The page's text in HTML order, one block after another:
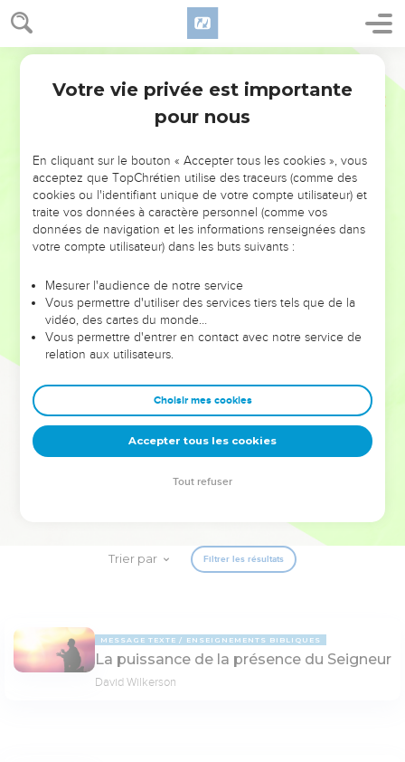
NE MANQUEZ PAS L’ÉVÉNEMENT
DE L’ANNÉE !
ET SI LEURS ERREURS POUVAIENT VOUS ÉVITER LES
VOTRES ?
leur foi ou leur vision. Mais on voit moins les doutes, les erreurs
et les saisons difficiles qu'ils ont traversés, alors même que ce
sont elles qui les ont façonnés.
Dans cette conférence, leaders, entrepreneurs, et responsables
clés pour avancer avec plus de sagesse afin que leurs erreurs
deviennent vos tremplins. Que vous guidiez un ministère, une
équipe, un groupe ou une famille, leur expérience est faite
pour vous.
Trier par Filtrer les résultats
MESSAGE TEXTE ENSEIGNEMENTS BIBLIQUES
La puissance de la présence du Seigneur
David Wilkerson
Votre vie privée est importante
pour nous
En cliquant sur le bouton « Accepter tous les cookies », vous
acceptez que TopChrétien utilise des traceurs (comme des
cookies ou l'identifiant unique de votre compte utilisateur) et
traite vos données à caractère personnel (comme vos
données de navigation et les informations renseignées dans
votre compte utilisateur) dans les buts suivants :
Mesurer l'audience de notre service
Vous permettre d'utiliser des services tiers tels que de la
vidéo, des cartes du monde…
Vous permettre d'entrer en contact avec notre service de
relation aux utilisateurs.
Choisir mes cookies
Accepter tous les cookies
Tout refuser